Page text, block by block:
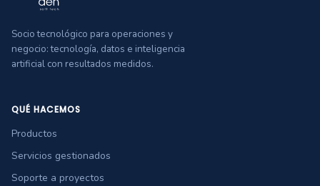
Socio tecnológico para operaciones y
negocio: tecnología, datos e inteligencia
artificial con resultados medidos.
QUÉ HACEMOS
Productos
Servicios gestionados
Soporte a proyectos